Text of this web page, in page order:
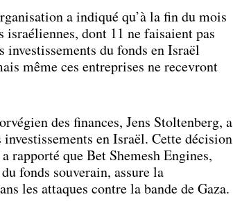
a indiqué qu’à la fin du mois
dont 11 ne faisaient pas
du fonds en Israël
même ces entreprises ne recevront
des finances, Jens Stoltenberg, a
en Israël. Cette décision
rapporté que Bet Shemesh Engines,
fonds souverain, assure la
les attaques contre la bande de Gaza.